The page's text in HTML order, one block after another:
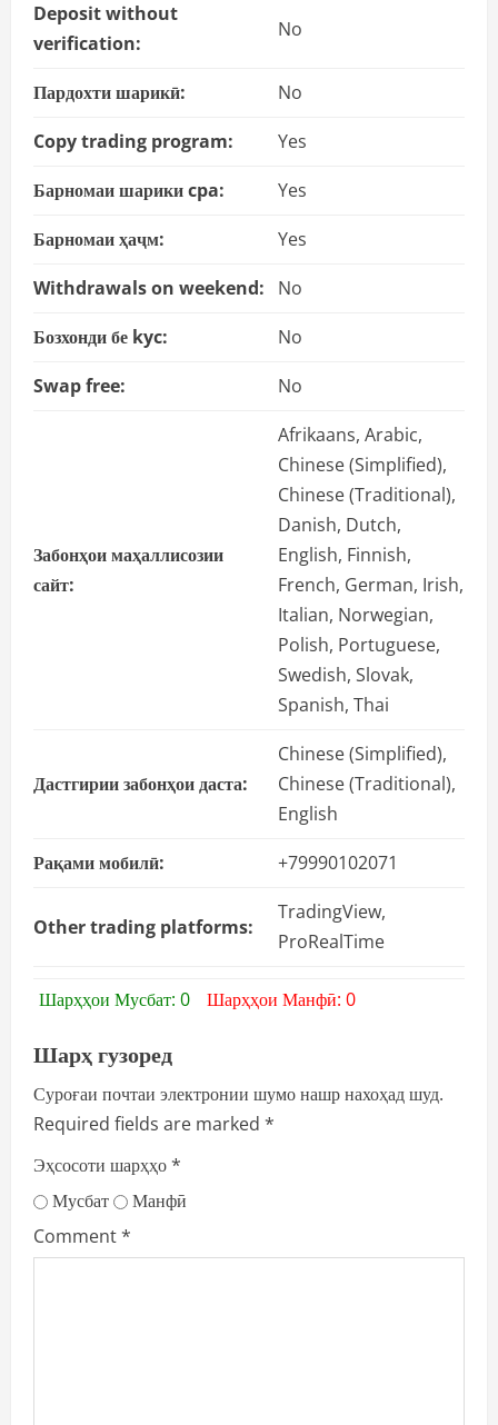
Deposit without
verification:
No
Пардохти шарикӣ:
No
Copy trading program:
Yes
Барномаи шарики cpa:
Yes
Барномаи ҳаҷм:
Yes
Withdrawals on weekend:
No
Бозхонди бе kyc:
No
Swap free:
No
Забонҳои маҳаллисозии
сайт:
Afrikaans, Arabic,
Chinese (Simplified),
Chinese (Traditional),
Danish, Dutch,
English, Finnish,
French, German, Irish,
Italian, Norwegian,
Polish, Portuguese,
Swedish, Slovak,
Spanish, Thai
Дастгирии забонҳои даста:
Chinese (Simplified),
Chinese (Traditional),
English
Рақами мобилӣ:
+79990102071
Other trading platforms:
TradingView,
ProRealTime
Шарҳҳои Мусбат: 0 Шарҳҳои Манфӣ: 0
Шарҳ гузоред
Суроғаи почтаи электронии шумо нашр нахоҳад шуд.
Required fields are marked *
Эҳсосоти шарҳҳо*
Мусбат
Манфӣ
Comment*